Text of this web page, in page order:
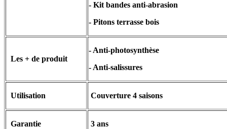
- Kit bandes anti-abrasion
- Pitons terrasse bois
Les + de produit
- Anti-photosynthèse
- Anti-salissures
Utilisation Couverture 4 saisons
Garantie 3 ans